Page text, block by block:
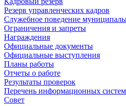
Резерв управленческих кадров
Служебное поведение
Ограничения и запреты
Награждения
Официальные документы
Официальные выступления
Планы работы
Отчеты о работе
Результаты проверок
Перечень информационных систем
Совет